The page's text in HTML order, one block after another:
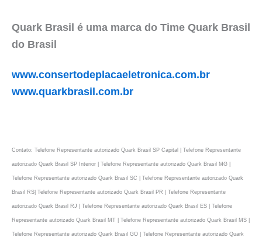
Quark Brasil é uma marca do Time Quark Brasil
do Brasil
www.consertodeplacaeletronica.com.br
www.quarkbrasil.com.br
Contato: Telefone Representante autorizado Quark Brasil SP Capital | Telefone Representante
autorizado Quark Brasil SP Interior | Telefone Representante autorizado Quark Brasil MG |
Telefone Representante autorizado Quark Brasil SC | Telefone Representante autorizado Quark
Brasil RS| Telefone Representante autorizado Quark Brasil PR | Telefone Representante
autorizado Quark Brasil RJ | Telefone Representante autorizado Quark Brasil ES | Telefone
Representante autorizado Quark Brasil MT | Telefone Representante autorizado Quark Brasil MS |
Telefone Representante autorizado Quark Brasil GO | Telefone Representante autorizado Quark